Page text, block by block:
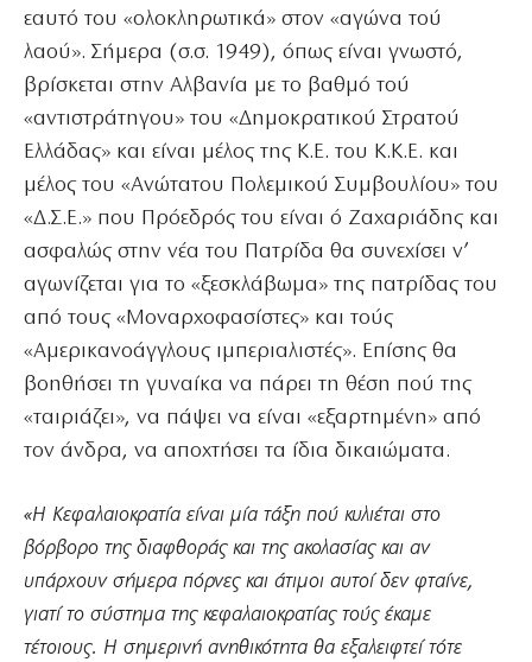
εαυτό του «ολοκληρωτικά» στον «αγώνα τού
λαού». Σήμερα (σ.σ. 1949), όπως είναι γνωστό,
βρίσκεται στην Αλβανία με το βαθμό τού
«αντιστράτηγου» του «Δημοκρατικού Στρατού
Ελλάδας» και είναι μέλος της Κ.Ε. του Κ.Κ.Ε. και
μέλος του «Ανώτατου Πολεμικού Συμβουλίου» του
«Δ.Σ.Ε.» που Πρόεδρός του είναι ό Ζαχαριάδης και
ασφαλώς στην νέα του Πατρίδα θα συνεχίσει ν’
αγωνίζεται για το «ξεσκλάβωμα» της πατρίδας του
από τους «Μοναρχοφασίστες» και τούς
«Αμερικανοάγγλους ιμπεριαλιστές». Επίσης θα
βοηθήσει τη γυναίκα να πάρει τη θέση πού της
«ταιριάζει», να πάψει να είναι «εξαρτημένη» από
τον άνδρα, να αποχτήσει τα ίδια δικαιώματα.
«Η Κεφαλαιοκρατία είναι μία τάξη πού κυλιέται στο
βόρβορο της διαφθοράς και της ακολασίας και αν
υπάρχουν σήμερα πόρνες και άτιμοι αυτοί δεν φταίνε,
γιατί το σύστημα της κεφαλαιοκρατίας τούς έκαμε
τέτοιους. Η σημερινή ανηθικότητα θα εξαλειφτεί τότε